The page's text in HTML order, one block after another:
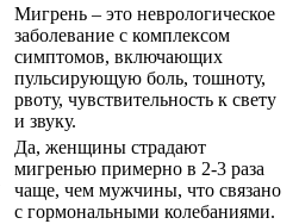
Мигрень – это неврологическое
заболевание с комплексом
симптомов, включающих
пульсирующую боль, тошноту,
рвоту, чувствительность к свету
и звуку.
Да, женщины страдают
мигренью примерно в 2-3 раза
чаще, чем мужчины, что связано
с гормональными колебаниями.